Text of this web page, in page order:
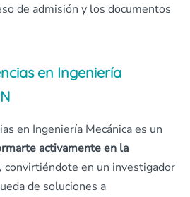
de admisión y los documentos
en Ingeniería
en Ingeniería Mecánica es un
activamenteen la
, convirtiéndote en un investigador
de soluciones a